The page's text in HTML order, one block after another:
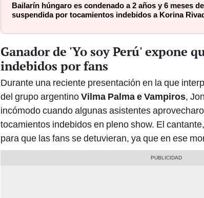
Bailarín húngaro es condenado a 2 años y 6 meses
suspendida por tocamientos indebidos a Korina
Ganador de 'Yo soy Perú' expone
indebidos por fans
Durante una reciente presentación en la que
del grupo argentinoVilma Palma e Vampiros,
incómodo cuando algunas asistentes
tocamientos indebidos en pleno show. El
para que las fans se detuvieran, ya que en ese